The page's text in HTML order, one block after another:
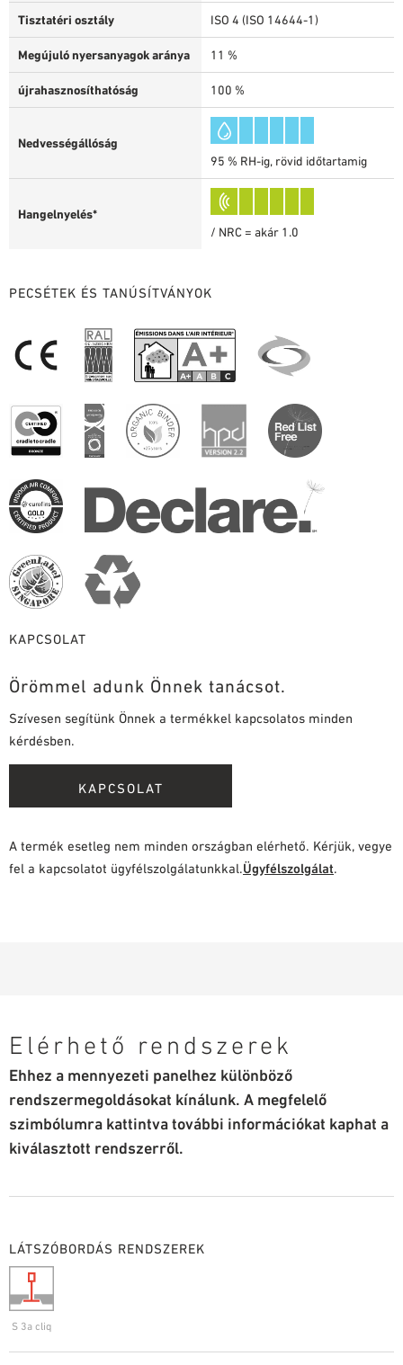
Tisztatéri osztály ISO 4 (ISO 14644-1)
Megújuló nyersanyagok aránya 11 %
újrahasznosíthatóság 100 %
Nedvességállóság
95 % RH-ig, rövid időtartamig
Hangelnyelés*
/ NRC = akár 1.0
PECSÉTEK ÉS TANÚSÍTVÁNYOK
KAPCSOLAT
Örömmel adunk Önnek tanácsot.
Szívesen segítünk Önnek a termékkel kapcsolatos minden
kérdésben.
KAPCSOLAT
A termék esetleg nem minden országban elérhető. Kérjük, vegye
fel a kapcsolatot ügyfélszolgálatunkkal.Ügyfélszolgálat.
Elérhető rendszerek
Ehhez a mennyezeti panelhez különböző
rendszermegoldásokat kínálunk. A megfelelő
szimbólumra kattintva további információkat kaphat a
kiválasztott rendszerről.
LÁTSZÓBORDÁS RENDSZEREK
S 3a cliq